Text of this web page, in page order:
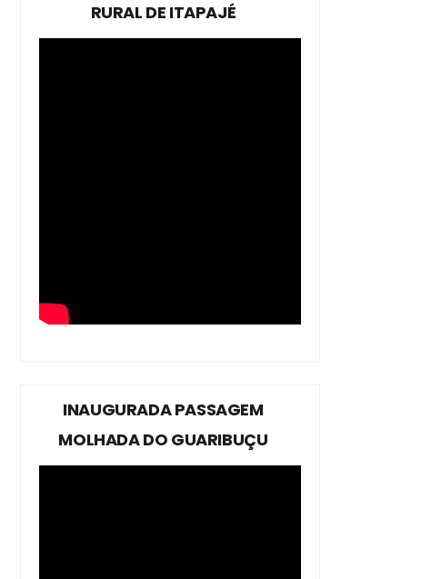
RURAL DE ITAPAJÉ
INAUGURADA PASSAGEM
MOLHADA DO GUARIBUÇU